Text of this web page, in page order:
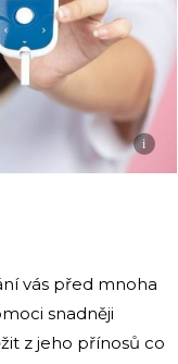
i
vás před mnoha
snadněji
z jeho přínosů co